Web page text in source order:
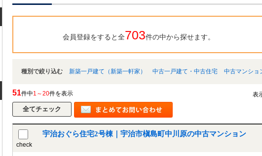
会員登録をすると全703件の中から探せます。
種別で絞り込む 新築一戸建て（新築一軒家） 中古一戸建て・中古住宅 中古マンショ
51件中1～20件を表示 表
check
宇治おぐら住宅2号棟｜宇治市槇島町中川原の中古マンション